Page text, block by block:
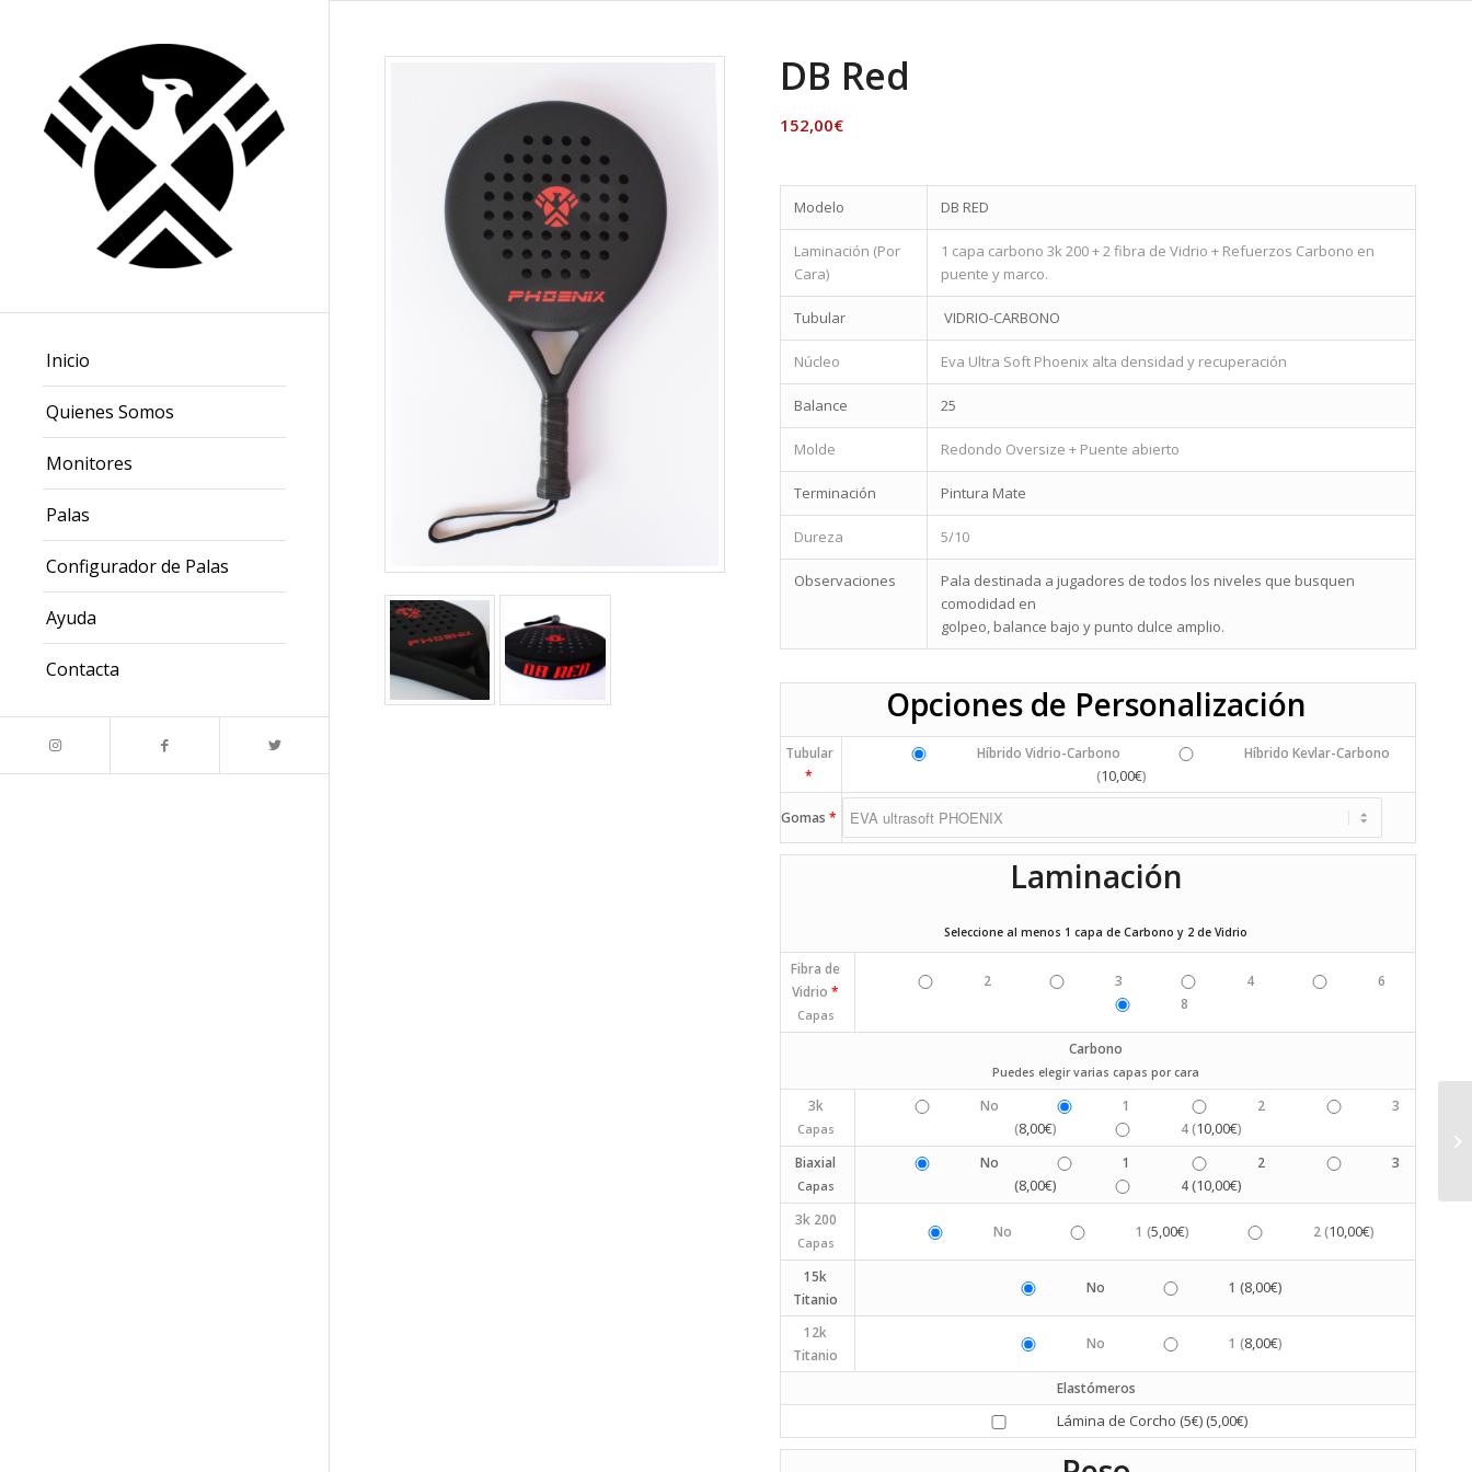
Inicio
Quienes Somos
Monitores
Palas
Configurador de Palas
Ayuda
Contacta
DB Red
152,00€
Modelo DB RED
Laminación (Por
Cara)
1 capa carbono 3k 200 + 2 fibra de Vidrio + Refuerzos Carbono en
puente y marco.
Tubular VIDRIO-CARBONO
Núcleo Eva Ultra Soft Phoenix alta densidad y recuperación
Balance 25
Molde Redondo Oversize + Puente abierto
Terminación Pintura Mate
Dureza 5/10
Observaciones
Pala destinada a jugadores de todos los niveles que busquen
comodidad en
golpeo, balance bajo y punto dulce amplio.
Opciones de Personalización
Tubular
*
Híbrido Vidrio-Carbono
Híbrido Kevlar-Carbono
(10,00€)
Gomas*
Laminación
Seleccione al menos 1 capa de Carbono y 2 de Vidrio
Fibra de
Vidrio*
Capas
2 3 4
6
8
Carbono
Puedes elegir varias capas por cara
3k
Capas
No 1 2
3
(8,00€) 4 (10,00€)
Biaxial
Capas
No 1 2
3
(8,00€) 4 (10,00€)
3k 200
Capas
No 1 (5,00€) 2 (10,00€)
15k
Titanio
No 1 (8,00€)
12k
Titanio
No 1 (8,00€)
Elastómeros
Lámina de Corcho (5€) (5,00€)